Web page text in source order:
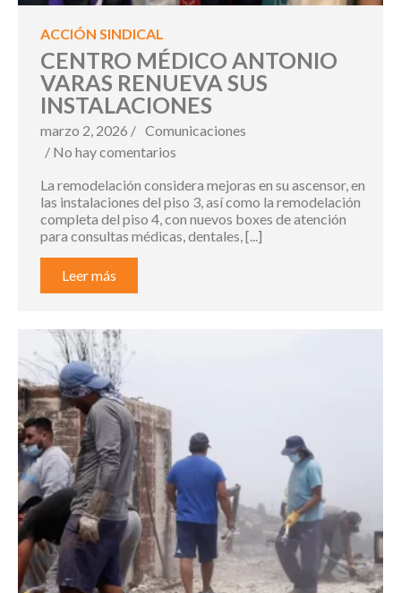
ACCIÓN SINDICAL
CENTRO MÉDICO ANTONIO
VARAS RENUEVA SUS
INSTALACIONES
marzo 2, 2026 / Comunicaciones
/ No hay comentarios
La remodelación considera mejoras en su ascensor, en
las instalaciones del piso 3, así como la remodelación
completa del piso 4, con nuevos boxes de atención
para consultas médicas, dentales, [...]
Leer más